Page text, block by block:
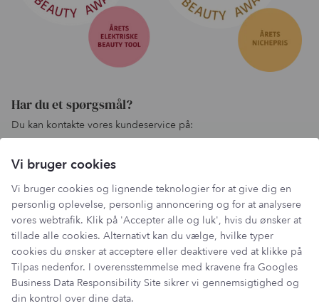
Har du et spørgsmål?
Du kan kontakte vores kundeservice på:
Telefon & mail besvares I tidsrummet:
+45 60 13 27 49
Information
Min Konto
Vi bruger cookies
Vi bruger cookies og lignende teknologier for at give dig en
personlig oplevelse, personlig annoncering og for at analysere
vores webtrafik. Klik på 'Accepter alle og luk', hvis du ønsker at
tillade alle cookies. Alternativt kan du vælge, hvilke typer
cookies du ønsker at acceptere eller deaktivere ved at klikke på
Tilpas nedenfor. I overensstemmelse med kravene fra Googles
Business Data Responsibility Site sikrer vi gennemsigtighed og
din kontrol over dine data.